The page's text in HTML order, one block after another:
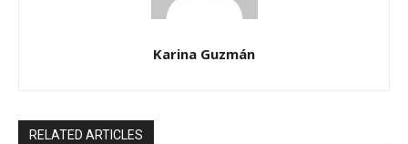
Karina Guzmán
RELATED ARTICLES